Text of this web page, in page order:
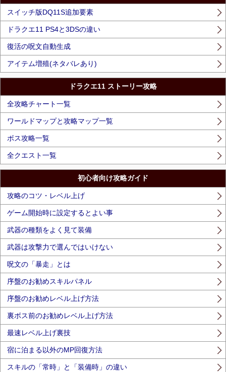
スイッチ版DQ11S追加要素
ドラクエ11 PS4と3DSの違い
復活の呪文自動生成
アイテム増殖(ネタバレあり)
ドラクエ11 ストーリー攻略
全攻略チャート一覧
ワールドマップと攻略マップ一覧
ボス攻略一覧
全クエスト一覧
初心者向け攻略ガイド
攻略のコツ・レベル上げ
ゲーム開始時に設定するとよい事
武器の種類をよく見て装備
武器は攻撃力で選んではいけない
呪文の「暴走」とは
序盤のお勧めスキルパネル
序盤のお勧めレベル上げ方法
裏ボス前のお勧めレベル上げ方法
最速レベル上げ裏技
宿に泊まる以外のMP回復方法
スキルの「常時」と「装備時」の違い